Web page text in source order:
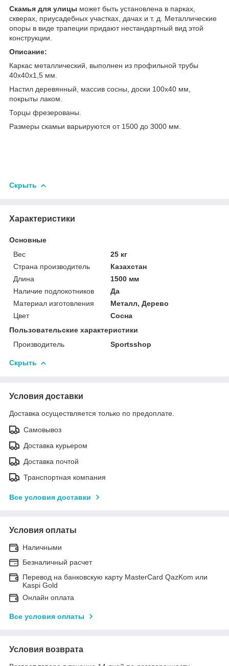
Скамья для улицы может быть установлена в парках,
скверах, приусадебных участках, дачах и т. д. Металлические
опоры в виде трапеции придают нестандартный вид этой
конструкции.
Описание:
Каркас металлический, выполнен из профильной трубы
40х40х1,5 мм.
Настил деревянный, массив сосны, доски 100х40 мм,
покрыты лаком.
Торцы фрезерованы.
Размеры скамьи варьируются от 1500 до 3000 мм.
Скрыть
Характеристики
Основные
Вес
25 кг
Страна производитель
Казахстан
Длина
1500 мм
Наличие подлокотников
Да
Материал изготовления
Металл, Дерево
Цвет
Сосна
Пользовательские характеристики
Производитель
Sportsshop
Скрыть
Условия доставки
Доставка осуществляется только по предоплате.
Самовывоз
Доставка курьером
Доставка почтой
Транспортная компания
Все условия доставки
Условия оплаты
Наличными
Безналичный расчет
Перевод на банковскую карту MasterCard QazKom или
Kaspi Gold
Онлайн оплата
Все условия оплаты
Условия возврата